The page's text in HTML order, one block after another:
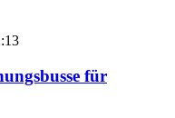
für